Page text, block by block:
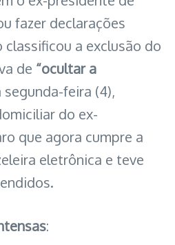
fazer declarações
a exclusão do
de “ocultar a
segunda-feira (4),
do ex-
que agora cumpre a
eletrônica e teve
: